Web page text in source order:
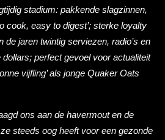
stadium: pakkende slagzinnen,
cook, easy to digest’; sterke loyalty
de jaren twintig serviezen, radio’s en
perfect gevoel voor actualiteit
vijfling’ als jonge Quaker Oats
ons aan de havermout en de
steeds oog heeft voor een gezonde